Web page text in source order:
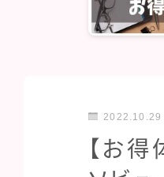
2022.10.29
【お